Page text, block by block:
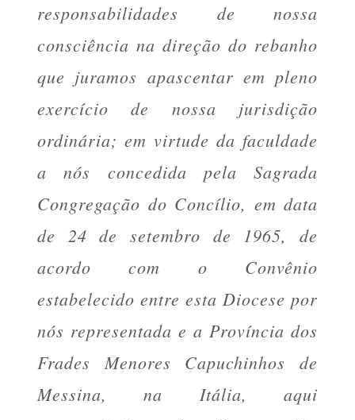
responsabilidades de nossa
consciência na direção do rebanho
que juramos apascentar em pleno
exercício de nossa jurisdição
ordinária; em virtude da faculdade
a nós concedida pela Sagrada
Congregação do Concílio, em data
de 24 de setembro de 1965, de
acordo com o Convênio
estabelecido entre esta Diocese por
nós representada e a Província dos
Frades Menores Capuchinhos de
Messina, na Itália, aqui